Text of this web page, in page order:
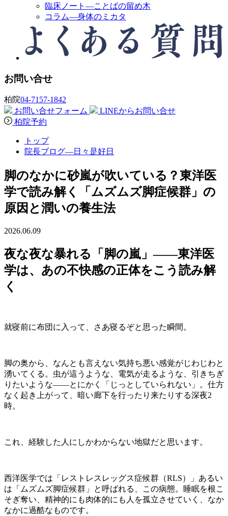
臨床ノート―ことばの留め木
コラム―身体のミカタ
お問い合せ
柏院04-7157-1842
お問い合せフォーム
LINEからお問い合せ
柏院予約
トップ
院長ブログ―日々是好日
脚のなかに砂嵐が吹いている？東洋医
学で読み解く「ムズムズ脚症候群」の
原因と潤いの養生法
2026.06.09
夜な夜な暴れる「脚の嵐」——東洋医
学は、あの不快感の正体をこう読み解
く
就寝前に布団に入って、さあ寝るぞと思った瞬間。
脚の奥から、なんとも言えない気持ち悪い感覚がじわじわと
湧いてくる。虫が這うような、電気が走るような、引きちぎ
りたいような——とにかく「じっとしていられない」。仕方
なく起き上がって、暗い廊下を行ったり来たりする深夜2
時。
これ、経験した人にしかわからない地獄だと思います。
西洋医学では「レストレスレッグス症候群（RLS）」あるい
は「ムズムズ脚症候群」と呼ばれる、この病態。睡眠を根こ
そぎ奪い、精神的にも肉体的にも人を孤立させていく、なか
なかに過酷なものです。